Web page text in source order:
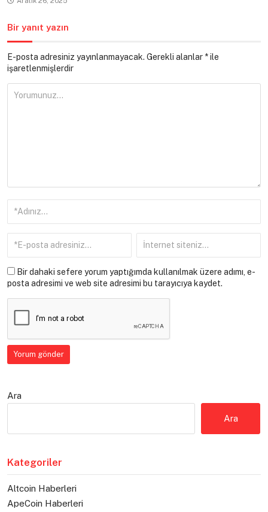
Bir yanıt yazın
E-posta adresiniz yayınlanmayacak. Gerekli alanlar *ile
işaretlenmişlerdir
Bir dahaki sefere yorum yaptığımda kullanılmak üzere adımı, e-
posta adresimi ve web site adresimi bu tarayıcıya kaydet.
Ara
Ara
Kategoriler
Altcoin Haberleri
ApeCoin Haberleri